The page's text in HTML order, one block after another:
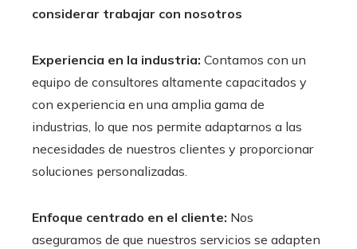
considerar trabajar con nosotros
Experiencia en la industria: Contamos con un
equipo de consultores altamente capacitados y
con experiencia en una amplia gama de
industrias, lo que nos permite adaptarnos a las
necesidades de nuestros clientes y proporcionar
soluciones personalizadas.
Enfoque centrado en el cliente: Nos
aseguramos de que nuestros servicios se adapten